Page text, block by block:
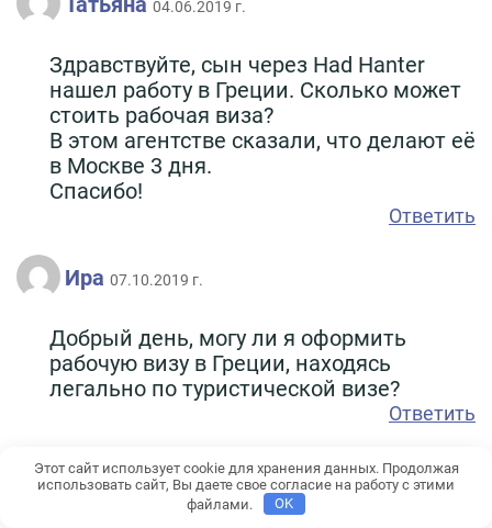
04.06.2019 г.
Здравствуйте, сын через Had Hanter
нашел работу в Греции. Сколько может
стоить рабочая виза?
В этом агентстве сказали, что делают её
в Москве 3 дня.
Cпасибо!
Ответить
Ира 07.10.2019 г.
Добрый день, могу ли я оформить
рабочую визу в Греции, находясь
легально по туристической визе?
Ответить
О нас
Этот сайт использует cookie для хранения данных. Продолжая
использовать сайт, Вы даете свое согласие на работу с этими
файлами.
OK